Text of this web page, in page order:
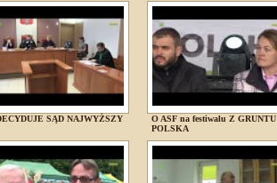
SĄD NAJWYŻSZY
O ASF na festiwalu Z GRUNTU
POLSKA